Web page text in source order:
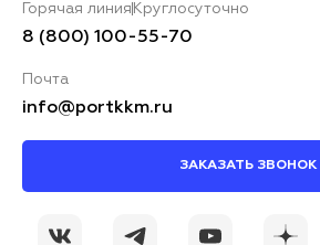
Ваш комментарий*
конфиденциальности
Горячая линия Круглосуточно
8 (800) 100-55-70
Почта
info@portkkm.ru
ЗАКАЗАТЬ ЗВОНОК